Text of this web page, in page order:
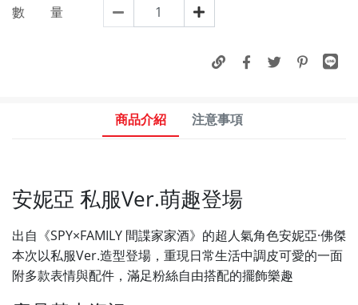
數 量
商品介紹 注意事項
安妮亞 私服Ver.萌趣登場
出自《SPY×FAMILY 間諜家家酒》的超人氣角色安妮亞·佛傑
本次以私服Ver.造型登場，重現日常生活中調皮可愛的一面
附多款表情與配件，滿足粉絲自由搭配的擺飾樂趣